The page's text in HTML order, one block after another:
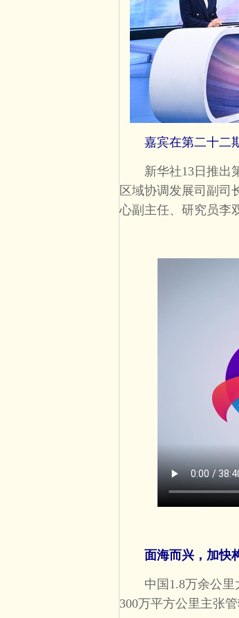
嘉宾在第二十二
新华社13日推出第
区域协调发展司副司
心副主任、研究员李
面海而兴，加快
中国1.8万余公里大
300万平方公里主张